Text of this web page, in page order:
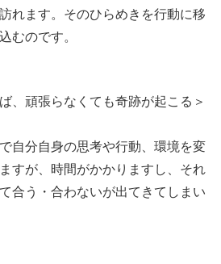
れます。そのひらめきを行動に移
むのです。
、頑張らなくても奇跡が起こる＞
自分自身の思考や行動、環境を変
すが、時間がかかりますし、それ
合う・合わないが出てきてしまい